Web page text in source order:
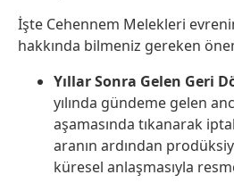
İşte Cehennem Melekleri
hakkında bilmeniz gereken
Yıllar Sonra Gelen Geri
yılında gündeme gelen
aşamasında tıkanarak
aranın ardından
küresel anlaşmasıyla